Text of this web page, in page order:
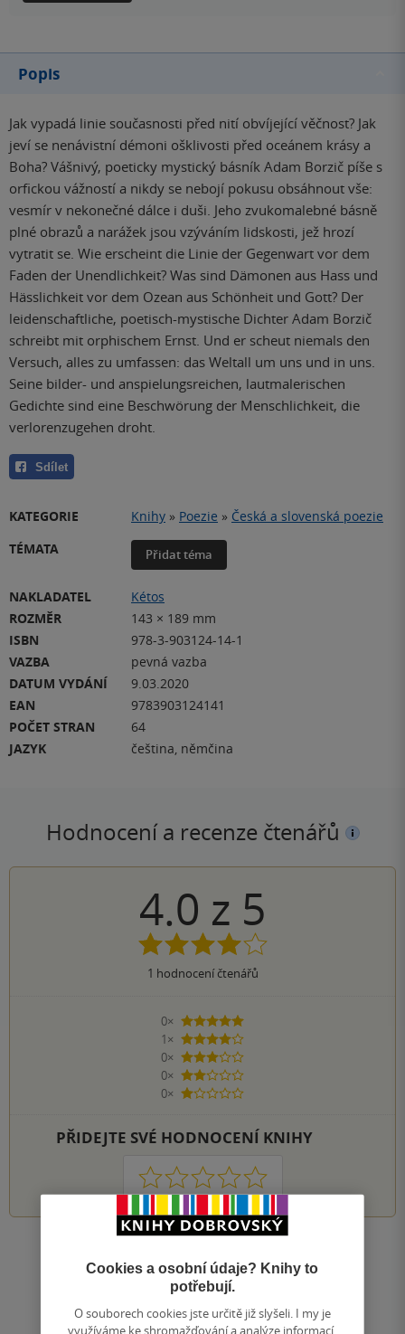
Popis
Jak vypadá linie současnosti před nití obvíjející věčnost? Jak
jeví se nenávistní démoni ošklivosti před oceánem krásy a
Boha? Vášnivý, poeticky mystický básník Adam Borzič píše s
orfickou vážností a nikdy se nebojí pokusu obsáhnout vše:
vesmír v nekonečné dálce i duši. Jeho zvukomalebné básně
plné obrazů a narážek jsou vzýváním lidskosti, jež hrozí
vytratit se. Wie erscheint die Linie der Gegenwart vor dem
Faden der Unendlichkeit? Was sind Dämonen aus Hass und
Hässlichkeit vor dem Ozean aus Schönheit und Gott? Der
leidenschaftliche, poetisch-mystische Dichter Adam Borzič
schreibt mit orphischem Ernst. Und er scheut niemals den
Versuch, alles zu umfassen: das Weltall um uns und in uns.
Seine bilder- und anspielungsreichen, lautmalerischen
Gedichte sind eine Beschwörung der Menschlichkeit, die
verlorenzugehen droht.
Sdílet
KATEGORIE Knihy » Poezie » Česká a slovenská poezie
TÉMATA
Přidat téma
NAKLADATEL
Kétos
ROZMĚR
143 × 189 mm
ISBN
978-3-903124-14-1
VAZBA
pevná vazba
DATUM VYDÁNÍ
9.03.2020
EAN
9783903124141
POČET STRAN
64
JAZYK
čeština, němčina
Hodnocení a recenze čtenářů
4.0 z 5
1 hodnocení čtenářů
0×
5 hvězdiček
1×
4 hvězdičky
0×
3 hvězdičky
0×
2 hvězdičky
0×
1 hvezdička
PŘIDEJTE SVÉ HODNOCENÍ KNIHY
1 2 3 4 5
Přidat hodnocení
Cookies a osobní údaje? Knihy to
potřebují.
O souborech cookies jste určitě již slyšeli. I my je
využíváme ke shromažďování a analýze informací,